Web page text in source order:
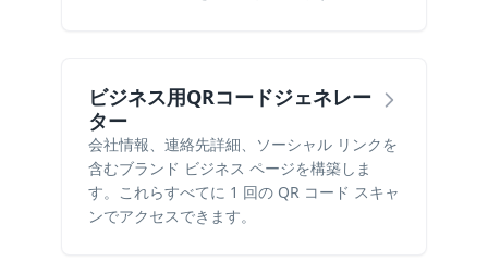
ビジネス用QRコードジェネレー
ター
会社情報、連絡先詳細、ソーシャル リンクを
含むブランド ビジネス ページを構築しま
す。これらすべてに 1 回の QR コード スキャ
ンでアクセスできます。